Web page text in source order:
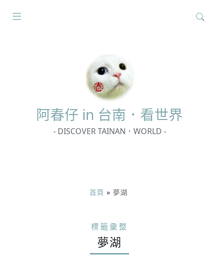
阿春仔 in 台南．看世界
- DISCOVER TAINAN．WORLD -
首頁 » 夢湖
標籤彙整
夢湖